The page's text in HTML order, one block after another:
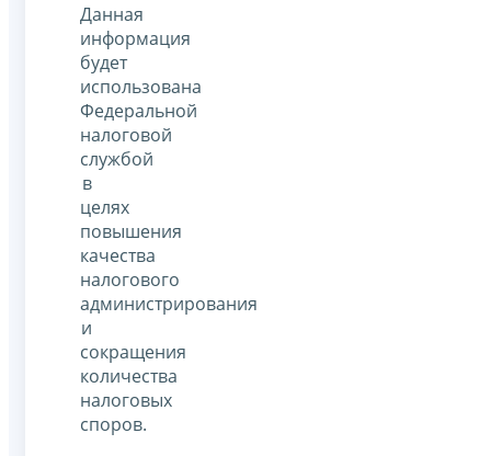
Данная
информация
будет
использована
Федеральной
налоговой
службой
в
целях
повышения
качества
налогового
администрирования
и
сокращения
количества
налоговых
споров.